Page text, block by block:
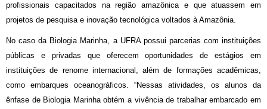
profissionais capacitados na região amazônica e que atuassem em
projetos de pesquisa e inovação tecnológica voltados à Amazônia.
No caso da Biologia Marinha, a UFRA possui parcerias com instituições
públicas e privadas que oferecem oportunidades de estágios em
instituições de renome internacional, além de formações acadêmicas,
como embarques oceanográficos. “Nessas atividades, os alunos da
ênfase de Biologia Marinha obtém a vivência de trabalhar embarcado em